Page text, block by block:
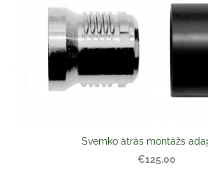
Svemko ātrās montāžs
€125.00